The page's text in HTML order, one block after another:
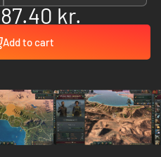
87.40 kr.
Add to cart